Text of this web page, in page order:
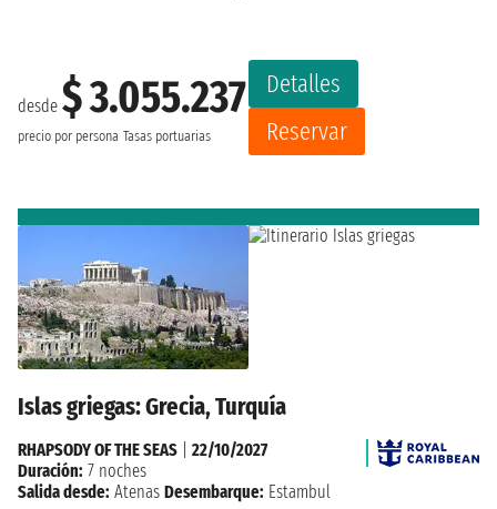
desde $ 3.055.237
precio por persona Tasas portuarias
Detalles
Reservar
Islas griegas: Grecia, Turquía
RHAPSODY OF THE SEAS
22/10/2027
Duración: 7 noches
Salida desde: Atenas Desembarque: Estambul